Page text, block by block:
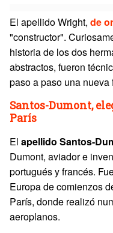
El apellido Wright, de
"constructor".
historia de los dos
abstractos, fueron
paso a paso una nueva
Santos-Dumont,
París
El apellido Santos-
Dumont, aviador e
portugués y francés.
Europa de comienzos
París, donde realizó
aeroplanos.